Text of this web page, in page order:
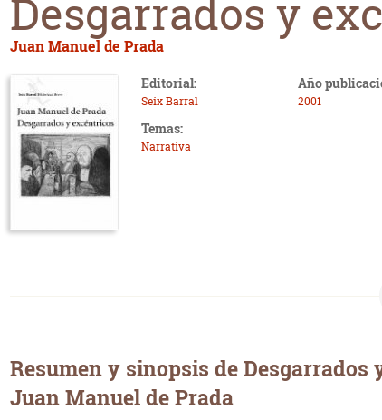
Desgarrados y
Juan Manuel de Prada
Editorial:
Seix Barral
Año
2001
Temas:
Narrativa
Resumen y sinopsis de Desgarrados
Juan Manuel de Prada